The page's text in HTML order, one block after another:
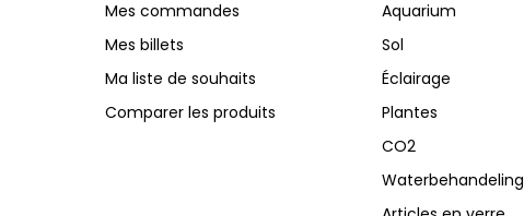
Mes commandes
Mes billets
Ma liste de souhaits
Comparer les produits
Aquarium
Sol
Éclairage
Plantes
CO2
Waterbehandeling